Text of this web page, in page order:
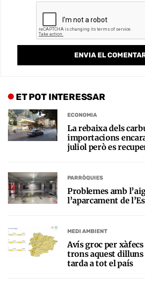
ET POT INTERESSAR
ECONOMIA
La rebaixa dels
importacions
juliol però es
PARRÒQUIES
Problemes amb
l’aparcament de
MEDI AMBIENT
Avís groc per
trons aquest
tarda a tot el país